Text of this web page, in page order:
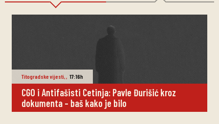
Titogradske vijesti,, 17:16h
CGO i Antifašisti Cetinja: Pavle Đurišić kroz
dokumenta – baš kako je bilo